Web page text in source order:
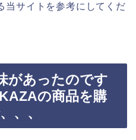
当サイトを参考にしてくだ
があったのです
の商品を購
、、